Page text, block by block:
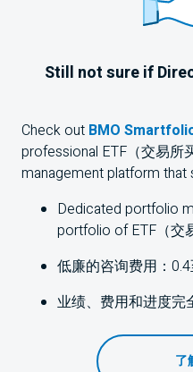
Still not sure if
Check out BMO
professional ETF（交易所
management platform that
Dedicated portfolio
portfolio ofETF（交
低廉的咨询费用：0.4
业绩、费用和进度完
了